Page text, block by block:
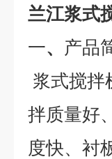
兰江浆式
一、 产品
浆式搅拌
拌质量好
度快、衬